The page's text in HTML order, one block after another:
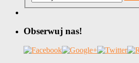
Obserwuj nas!